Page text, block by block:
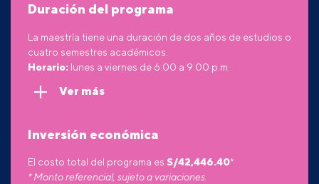
Duración del programa
La maestría tiene una duración de dos años de estudios o
cuatro semestres académicos.
Horario: lunes a viernes de 6:00 a 9:00 p.m.
Ver más
Inversión económica
El costo total del programa es S/42,446.40*
* Monto referencial, sujeto a variaciones.